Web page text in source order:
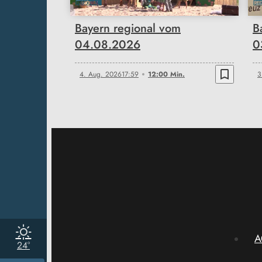
24°
Bayern regional vom
04.08.2026
4. Aug. 202617:59 12:00 Min. bookmark_border